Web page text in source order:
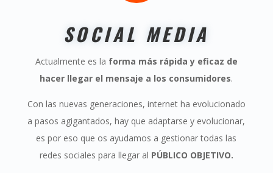
SOCIAL MEDIA
Actualmente es la forma más rápida y eficaz de
hacer llegar el mensaje a los consumidores.
Con las nuevas generaciones, internet ha evolucionado
a pasos agigantados, hay que adaptarse y evolucionar,
es por eso que os ayudamos a gestionar todas las
redes sociales para llegar al PÚBLICO OBJETIVO.